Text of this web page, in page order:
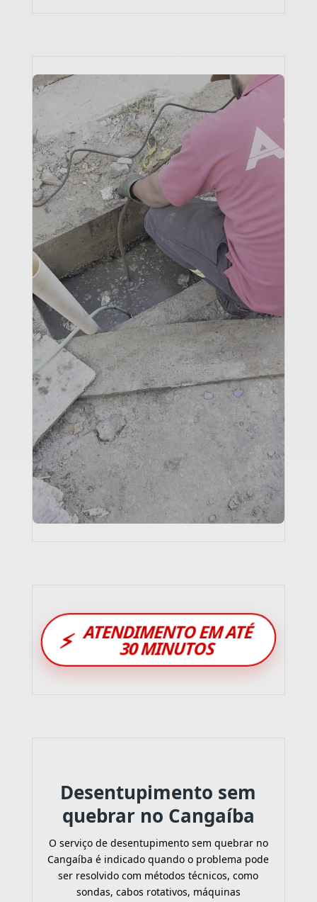
⚡ ATENDIMENTO EM ATÉ
30 MINUTOS
Desentupimento sem
quebrar no Cangaíba
O serviço de desentupimento sem quebrar no
Cangaíba é indicado quando o problema pode
ser resolvido com métodos técnicos, como
sondas, cabos rotativos, máquinas